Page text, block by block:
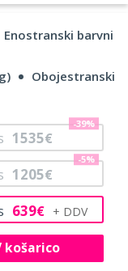
Enostranski barvni
Obojestranski
639€
1205€
-5%
1535€
-39%
košarico